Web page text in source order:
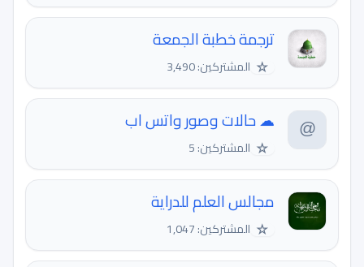
ترجمة خطبة الجمعة
☆ المشتركين: 3,490
☁ حالات وصور واتس اب
المشتركين: 5
مجالس العلم للدراية
☆ المشتركين: 1,047